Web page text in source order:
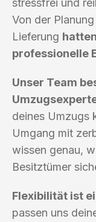
stressfrei und
Von der
Lieferung
professionelle
Unser Team
deines Umzugs
Umgang mit
wissen genau,
Besitztümer
Flexibilität ist
passen uns